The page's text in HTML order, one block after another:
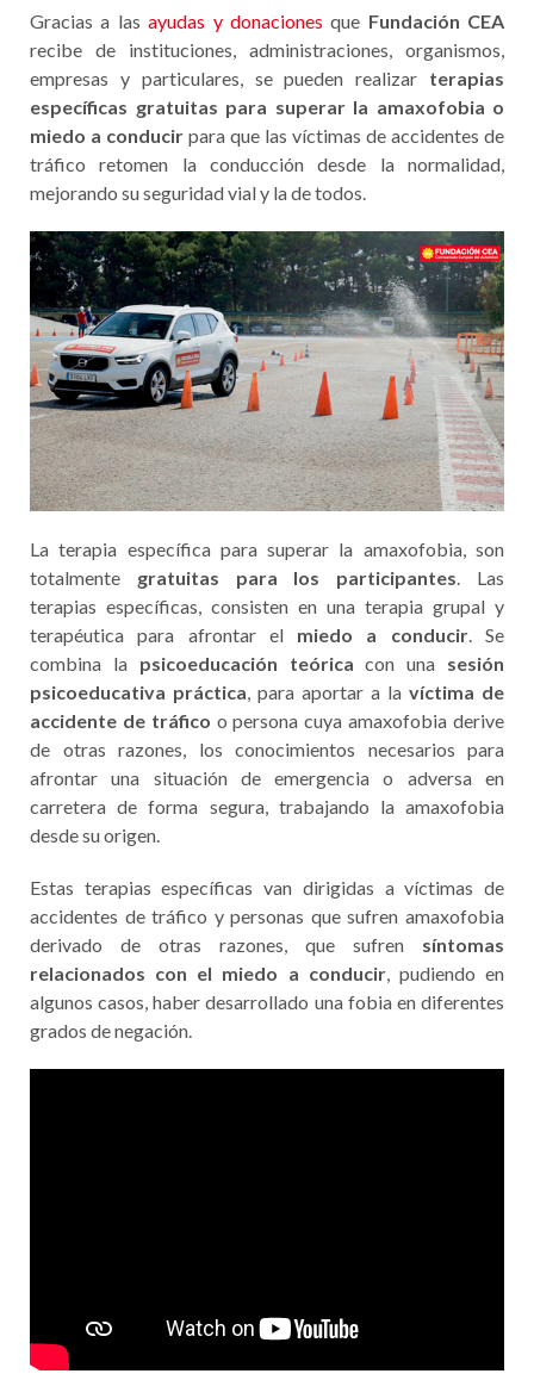
Gracias a lasayudas y donaciones que Fundación CEA
recibe de instituciones, administraciones, organismos,
empresas y particulares, se pueden realizar terapias
específicas gratuitas para superar la amaxofobia o
miedo a conducir para que las víctimas de accidentes de
tráfico retomen la conducción desde la normalidad,
mejorando su seguridad vial y la de todos.
La terapia específica para superar la amaxofobia, son
totalmente gratuitas para los participantes . Las
terapias específicas, consisten en una terapia grupal y
terapéutica para afrontar el miedo a conducir. Se
combina la psicoeducación teórica con una sesión
psicoeducativa práctica , para aportar a la víctima de
accidente de tráfico o persona cuya amaxofobia derive
de otras razones, los conocimientos necesarios para
afrontar una situación de emergencia o adversa en
carretera de forma segura, trabajando la amaxofobia
desde su origen.
Estas terapias específicas van dirigidas a víctimas de
accidentes de tráfico y personas que sufren amaxofobia
derivado de otras razones, que sufren síntomas
relacionados con el miedo a conducir, pudiendo en
algunos casos, haber desarrollado una fobia en diferentes
grados de negación.